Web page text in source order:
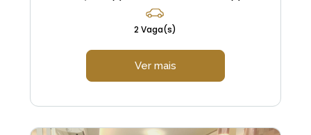
2 Vaga(s)
Ver mais